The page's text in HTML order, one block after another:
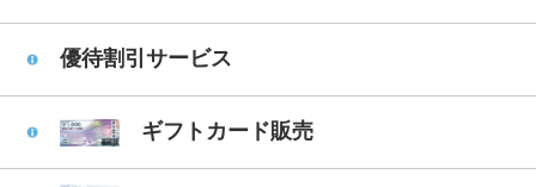
優待割引サービス
ギフトカード販売